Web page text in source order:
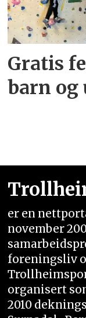
Gratis
barn og
er en
november
foreningsliv
organisert
2010